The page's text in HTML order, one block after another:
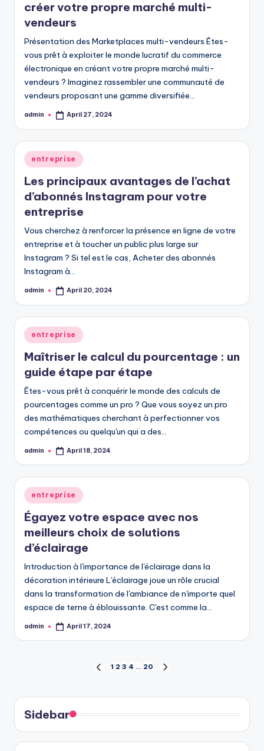
créer votre propre marché multi-
vendeurs
Présentation des Marketplaces multi-vendeurs Êtes-
vous prêt à exploiter le monde lucratif du commerce
électronique en créant votre propre marché multi-
vendeurs ? Imaginez rassembler une communauté de
vendeurs proposant une gamme diversifiée…
Posted
admin April 27, 2024
Posted
in
entreprise
Les principaux avantages de l’achat
d’abonnés Instagram pour votre
entreprise
Vous cherchez à renforcer la présence en ligne de votre
entreprise et à toucher un public plus large sur
Instagram ? Si tel est le cas, Acheter des abonnés
Instagram à…
Posted
admin April 20, 2024
Posted
in
entreprise
Maîtriser le calcul du pourcentage : un
guide étape par étape
Êtes-vous prêt à conquérir le monde des calculs de
pourcentages comme un pro ? Que vous soyez un pro
des mathématiques cherchant à perfectionner vos
compétences ou quelqu'un qui a des…
Posted
admin April 18, 2024
Posted
in
entreprise
Égayez votre espace avec nos
meilleurs choix de solutions
d’éclairage
Introduction à l'importance de l'éclairage dans la
décoration intérieure L'éclairage joue un rôle crucial
dans la transformation de l'ambiance de n'importe quel
espace de terne à éblouissante. C'est comme la…
Posted
admin April 17, 2024
pagination
PREVIOUS
1 2 3 4 … 20
Sidebar